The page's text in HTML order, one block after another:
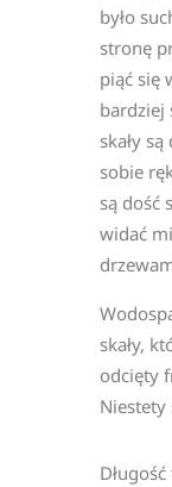
było
stronę
piąć się
bardziej
skały
sobie
są dość
widać
skały,
odcięty
Niestety